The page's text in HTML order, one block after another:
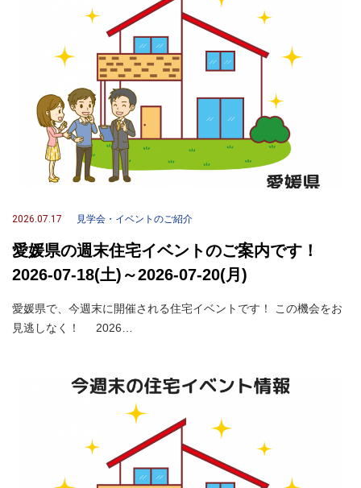
2026.07.17 見学会・イベントのご紹介
愛媛県の週末住宅イベントのご案内です！
2026-07-18(土)～2026-07-20(月)
愛媛県で、今週末に開催される住宅イベントです！ この機会をお
見逃しなく！ 2026…